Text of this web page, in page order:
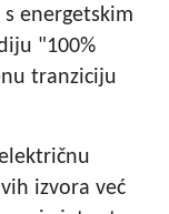
energetskim
"100%
tranziciju
izvora već